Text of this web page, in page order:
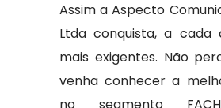
Assim a Aspecto
Ltda conquista, a cada
mais exigentes. Não
venha conhecer a